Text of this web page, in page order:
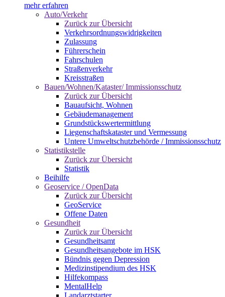
mehr erfahren
Auto/Verkehr
Zurück zur Übersicht
Verkehrsordnungswidrigkeiten
Zulassung
Führerschein
Fahrschulen
Straßenverkehr
Kreisstraßen
Bauen/Wohnen/Kataster/ Immissionsschutz
Zurück zur Übersicht
Bauaufsicht, Wohnen
Gebäudemanagement
Grundstückswertermittlung
Liegenschaftskataster und Vermessung
Untere Umweltschutzbehörde / Immissionsschutz
Statistikstelle
Zurück zur Übersicht
Statistik
Beihilfe
Geoservice / OpenData
Zurück zur Übersicht
GeoService
Offene Daten
Gesundheit
Zurück zur Übersicht
Gesundheitsamt
Gesundheitsangebote im HSK
Bündnis gegen Depression
Medizinstipendium des HSK
Hilfekompass
MentalHelp
Landarztstarter